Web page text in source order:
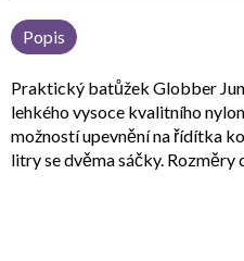
Popis
Praktický batůžek Globber
lehkého vysoce kvalitního
možností upevnění na řídítka
litry se dvěma sáčky. Rozměry